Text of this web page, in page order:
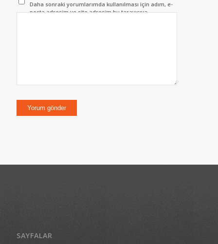
Daha sonraki yorumlarımda kullanılması için adım, e-
posta adresim ve site adresim bu tarayıcıya
SAYFALAR